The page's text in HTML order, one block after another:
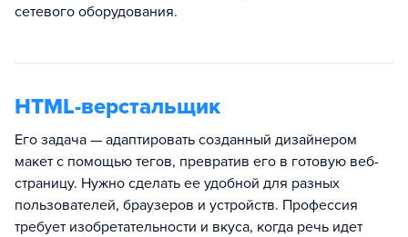
сетевого оборудования.
HTML-верстальщик
Его задача — адаптировать созданный дизайнером
макет с помощью тегов, превратив его в готовую веб-
страницу. Нужно сделать ее удобной для разных
пользователей, браузеров и устройств. Профессия
требует изобретательности и вкуса, когда речь идет